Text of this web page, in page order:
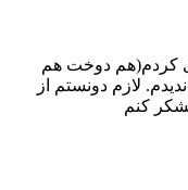
کردم(هم دوخت هم
لازم دونستم از
کنم